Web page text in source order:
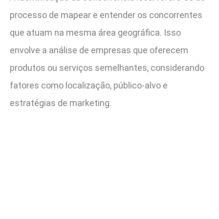
processo de mapear e entender os concorrentes
que atuam na mesma área geográfica. Isso
envolve a análise de empresas que oferecem
produtos ou serviços semelhantes, considerando
fatores como localização, público-alvo e
estratégias de marketing.